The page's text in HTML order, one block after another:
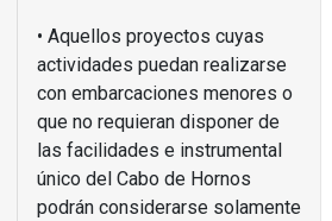
• Aquellos proyectos cuyas
actividades puedan realizarse
con embarcaciones menores o
que no requieran disponer de
las facilidades e instrumental
único del Cabo de Hornos
podrán considerarse solamente